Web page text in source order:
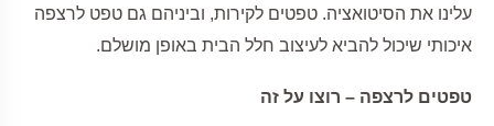
עלינו את הסיטואציה. טפטים לקירות, וביניהם גם טפט לרצפה
איכותי שיכול להביא לעיצוב חלל הבית באופן מושלם.
טפטים לרצפה – רוצו על זה